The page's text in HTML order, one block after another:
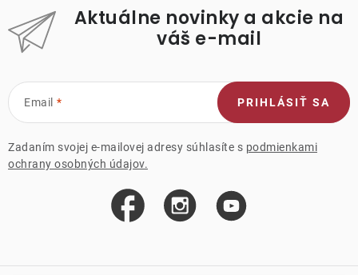
Aktuálne novinky a akcie na
váš e-mail
Email
Zadaním svojej e-mailovej adresy súhlasíte s podmienkami
ochrany osobných údajov.
PRIHLÁSIŤ SA